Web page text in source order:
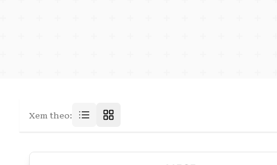
Xem theo: